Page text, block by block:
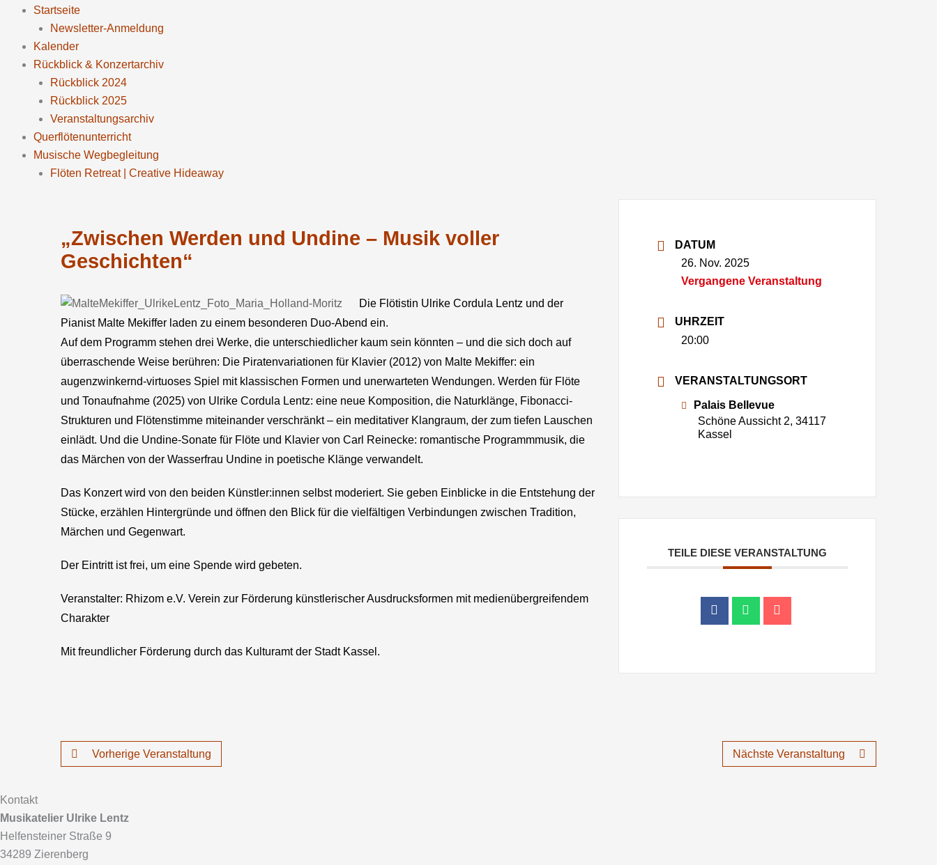
Startseite
Newsletter-Anmeldung
Kalender
Rückblick & Konzertarchiv
Rückblick 2024
Rückblick 2025
Veranstaltungsarchiv
Querflötenunterricht
Musische Wegbegleitung
Flöten Retreat | Creative Hideaway
„Zwischen Werden und Undine – Musik voller
Geschichten“
Die Flötistin Ulrike Cordula Lentz und der
Pianist Malte Mekiffer laden zu einem besonderen Duo-Abend ein.
Auf dem Programm stehen drei Werke, die unterschiedlicher kaum sein könnten – und die sich doch auf
überraschende Weise berühren: Die Piratenvariationen für Klavier (2012) von Malte Mekiffer: ein
augenzwinkernd-virtuoses Spiel mit klassischen Formen und unerwarteten Wendungen. Werden für Flöte
und Tonaufnahme (2025) von Ulrike Cordula Lentz: eine neue Komposition, die Naturklänge, Fibonacci-
Strukturen und Flötenstimme miteinander verschränkt – ein meditativer Klangraum, der zum tiefen Lauschen
einlädt. Und die Undine-Sonate für Flöte und Klavier von Carl Reinecke: romantische Programmmusik, die
das Märchen von der Wasserfrau Undine in poetische Klänge verwandelt.
Das Konzert wird von den beiden Künstler:innen selbst moderiert. Sie geben Einblicke in die Entstehung der
Stücke, erzählen Hintergründe und öffnen den Blick für die vielfältigen Verbindungen zwischen Tradition,
Märchen und Gegenwart.
Der Eintritt ist frei, um eine Spende wird gebeten.
Veranstalter: Rhizom e.V. Verein zur Förderung künstlerischer Ausdrucksformen mit medienübergreifendem
Charakter
Mit freundlicher Förderung durch das Kulturamt der Stadt Kassel.
DATUM
26. Nov. 2025
Vergangene Veranstaltung
UHRZEIT
20:00
VERANSTALTUNGSORT
Palais Bellevue
Schöne Aussicht 2, 34117
Kassel
TEILE DIESE VERANSTALTUNG
Vorherige Veranstaltung Nächste Veranstaltung
Kontakt
Musikatelier Ulrike Lentz
Helfensteiner Straße 9
34289 Zierenberg